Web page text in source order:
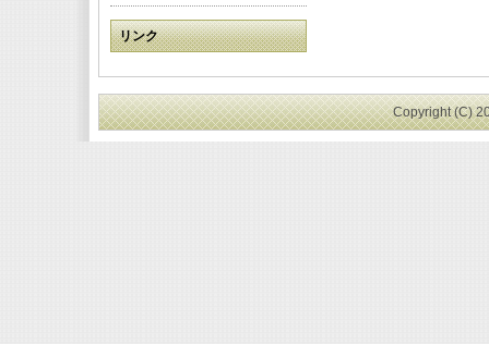
リンク
Copyright (C)